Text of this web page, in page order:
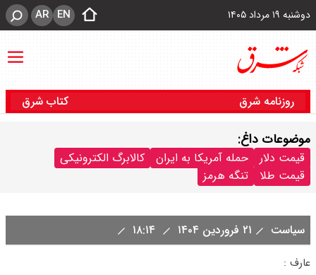
دوشنبه ۱۹ مرداد ۱۴۰۵ EN
AR
روزنامه شرق کتاب شرق
موضوعات داغ:
قیمت دلار حمله آمریکا به ایران
کالابرگ الکترونیکی
قیمت طلا
تنگه هرمز
سیاست ۲۱ فروردین ۱۴۰۴
عارف :